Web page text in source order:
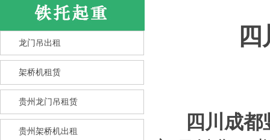
龙门吊出租
架桥机租赁
贵州龙门吊租赁
贵州架桥机出租
四川成